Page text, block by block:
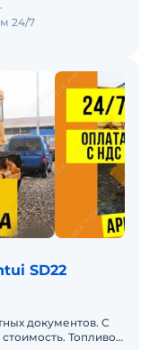
24/7
SD22
документов. С
Топливо